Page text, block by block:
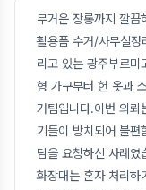
무거운 장롱까지 깔끔
활용품 수거/사무실정
리고 있는 광주부르
형 가구부터 헌 옷과
거팀입니다.이번 의뢰
기들이 방치되어 불편
담을 요청하신 사례
화장대는 혼자 처리하